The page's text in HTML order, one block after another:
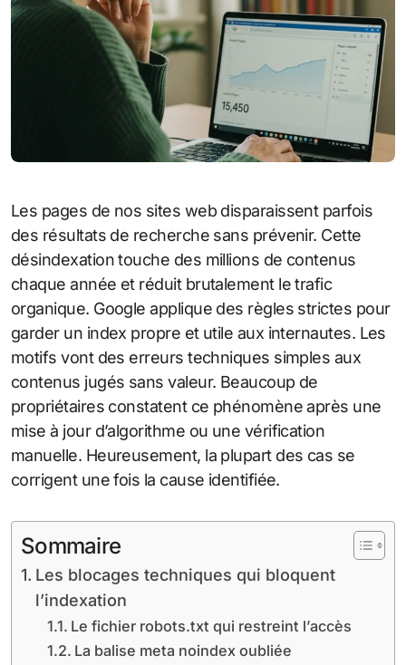
Les pages de nos sites web disparaissent parfois
des résultats de recherche sans prévenir. Cette
désindexation touche des millions de contenus
chaque année et réduit brutalement le trafic
organique. Google applique des règles strictes pour
garder un index propre et utile aux internautes. Les
motifs vont des erreurs techniques simples aux
contenus jugés sans valeur. Beaucoup de
propriétaires constatent ce phénomène après une
mise à jour d’algorithme ou une vérification
manuelle. Heureusement, la plupart des cas se
corrigent une fois la cause identifiée.
Sommaire
Les blocages techniques qui bloquent
l’indexation
Le fichier robots.txt qui restreint l’accès
La balise meta noindex oubliée